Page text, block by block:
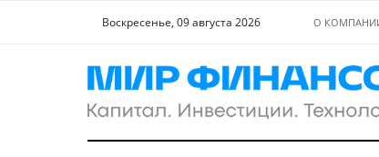
Воскресенье, 09 августа 2026 О